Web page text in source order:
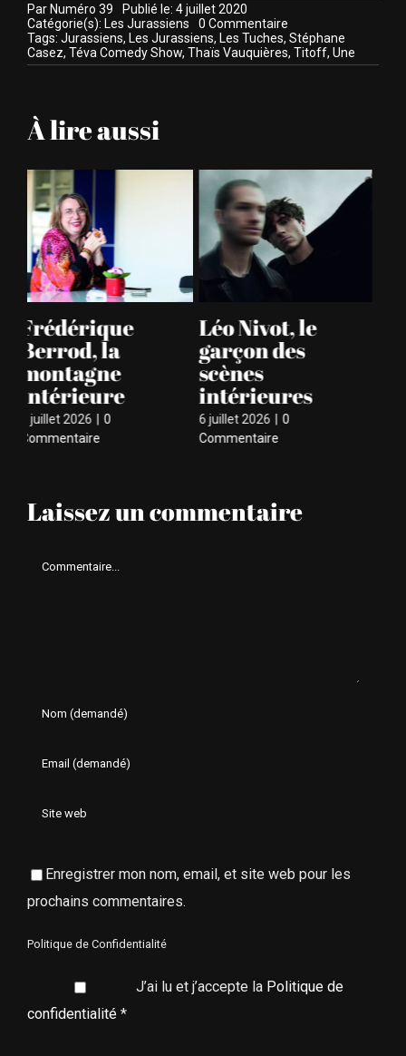
Par Numéro 39
Publié le: 4 juillet 2020
Catégorie(s): Les Jurassiens 0 Commentaireon
Thaïs
Vauquières,
l’humoriste
Tags: Jurassiens, Les Jurassiens, Les Tuches, Stéphane
Casez, Téva Comedy Show, Thaïs Vauquières, Titoff, Une
À lire aussi
Dominique
Guéritey, Le
fromager de
Pristina
5 juillet 2026 | 0
Commentaire
Wheobe,
l’évidence
jurassienne
5 juillet 2026 | 0
Commentaire
Laissez un commentaire
Comment
Enregistrer mon nom, email, et site web pour les
prochains commentaires.
Politique de Confidentialité
J’ai lu et j’accepte la Politique de
confidentialité *